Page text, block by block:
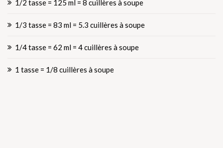
1/2 tasse = 125 ml = 8 cuillères à soupe
1/3 tasse = 83 ml = 5.3 cuillères à soupe
1/4 tasse = 62 ml = 4 cuillères à soupe
1 tasse = 1/8 cuillères à soupe